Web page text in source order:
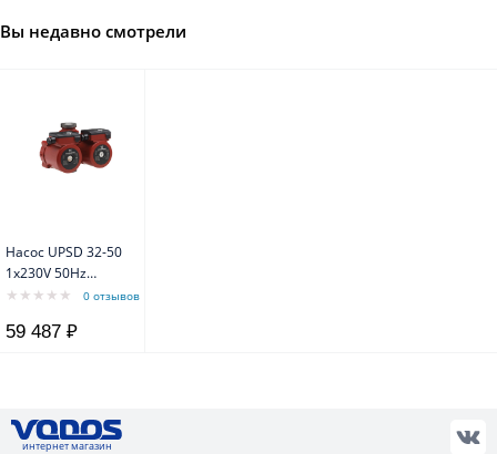
Вы недавно смотрели
Насос UPSD 32-50
1x230V 50Hz
Grundfos
0 отзывов
59 487 ₽
интернет магазин